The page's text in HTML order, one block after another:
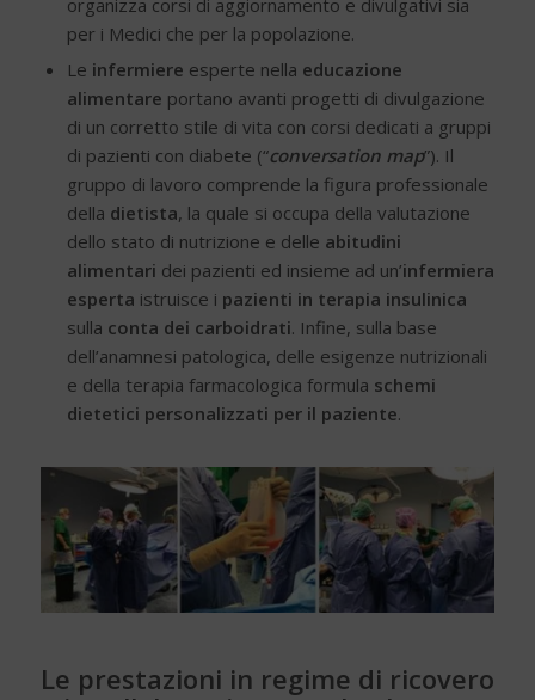
organizza corsi di aggiornamento e divulgativi sia
per i Medici che per la popolazione.
Le infermiere esperte nella educazione
alimentare portano avanti progetti di divulgazione
di un corretto stile di vita con corsi dedicati a gruppi
di pazienti con diabete (“conversation map”). Il
gruppo di lavoro comprende la figura professionale
della dietista, la quale si occupa della valutazione
dello stato di nutrizione e delle abitudini
alimentari dei pazienti ed insieme ad un’infermiera
esperta istruisce i pazienti in terapia insulinica
sulla conta dei carboidrati. Infine, sulla base
dell’anamnesi patologica, delle esigenze nutrizionali
e della terapia farmacologica formula schemi
dietetici personalizzati per il paziente.
Le prestazioni in regime di ricovero